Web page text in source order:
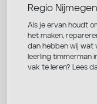
Regio Nijmegen
Als je ervan houdt
het maken,
dan hebben wij wat
leerling timmerman
vak te leren? Lees